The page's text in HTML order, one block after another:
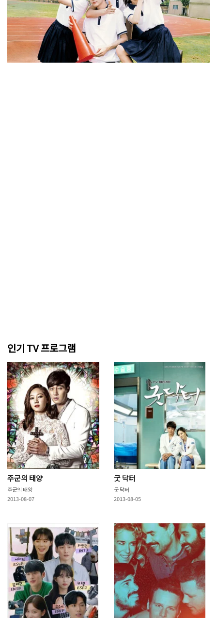
인기 TV 프로그램
주군의 태양
주군의 태양
2013-08-07
굿 닥터
굿 닥터
2013-08-05